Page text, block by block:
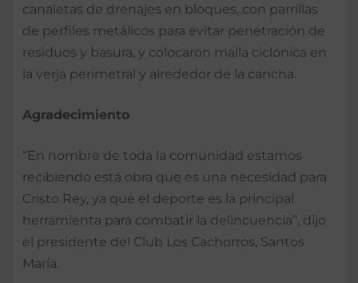
canaletas de drenajes en bloques, con parrillas
de perfiles metálicos para evitar penetración de
residuos y basura, y colocaron malla ciclónica en
la verja perimetral y alrededor de la cancha.
Agradecimiento
“En nombre de toda la comunidad estamos
recibiendo está obra que es una necesidad para
Cristo Rey, ya que el deporte es la principal
herramienta para combatir la delincuencia”, dijo
el presidente del Club Los Cachorros, Santos
María.